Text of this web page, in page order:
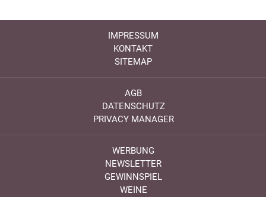
IMPRESSUM
KONTAKT
SITEMAP
AGB
DATENSCHUTZ
PRIVACY MANAGER
WERBUNG
NEWSLETTER
GEWINNSPIEL
WEINE